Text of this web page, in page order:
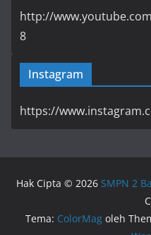
http://
8
Instagram
https://
Hak Cipta © 2026 SMPN 2
Tema: ColorMag oleh